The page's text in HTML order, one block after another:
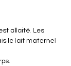
allaité. Les
le lait maternel